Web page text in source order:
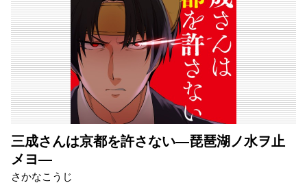
三成さんは京都を許さない―琵琶湖ノ水ヲ止
メヨ―
さかなこうじ